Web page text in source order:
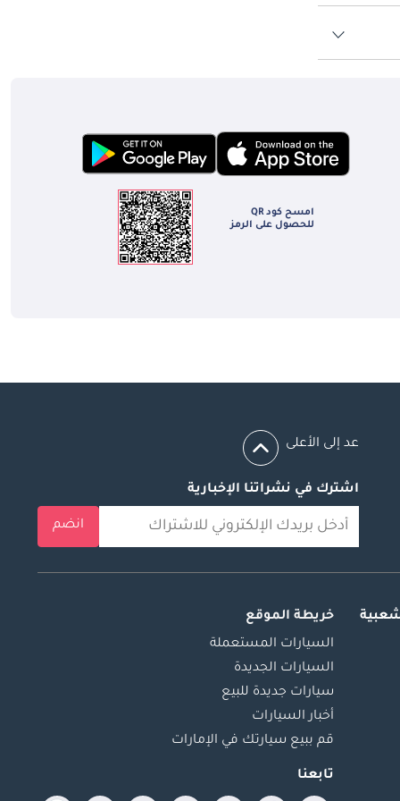
امسح كود QR
للحصول على الرمز
عد إلى الأعلى
اشترك في نشراتنا الإخبارية
انضم
خريطة الموقع
السيارات المستعملة
السيارات الجديدة
سيارات جديدة للبيع
أخبار السيارات
قم ببيع سيارتك في الإمارات
تابعنا